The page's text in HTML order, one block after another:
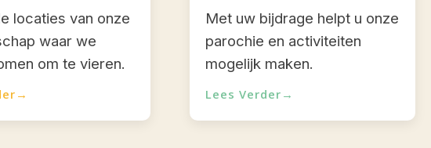
locaties van onze
waar we
om te vieren.
Met uw bijdrage helpt u onze
parochie en activiteiten
mogelijk maken.
Lees Verder